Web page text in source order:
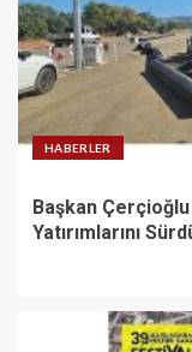
HABERLER
Başkan Çerçioğlu
Yatırımlarını